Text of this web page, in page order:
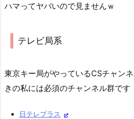
ハマってヤバいので見ませんｗ
テレビ局系
東京キー局がやっているCSチャン
きの私には必須のチャンネル群です
日テレプラス